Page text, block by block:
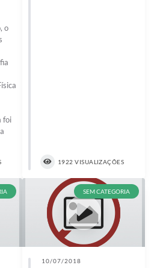
o
foi
1922 VISUALIZAÇÕES
SEM CATEGORIA
10/07/2018